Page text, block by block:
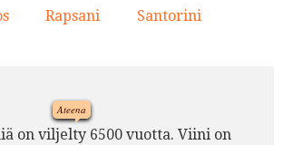
Ateena
Rapsani Santorini
on viljelty 6500 vuotta. Viini on